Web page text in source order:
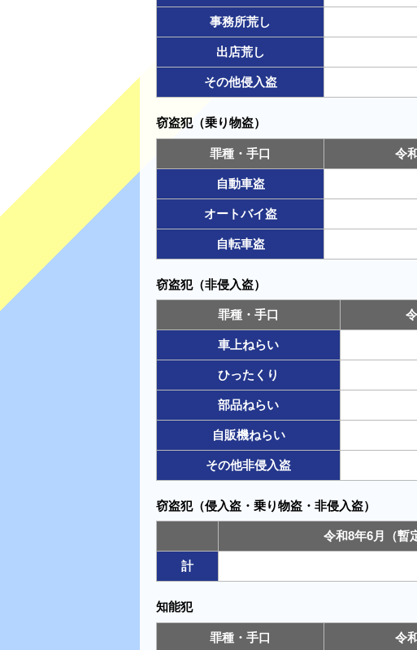
事務所荒し
出店荒し
その他侵入盗
窃盗犯（乗り物盗）
罪種・手口 令
自動車盗
オートバイ盗
自転車盗
窃盗犯（非侵入盗）
罪種・手口
車上ねらい
ひったくり
部品ねらい
自販機ねらい
その他非侵入盗
窃盗犯（侵入盗・乗り物盗・非侵入盗）
令和8年6月（暫
計
知能犯
罪種・手口 令